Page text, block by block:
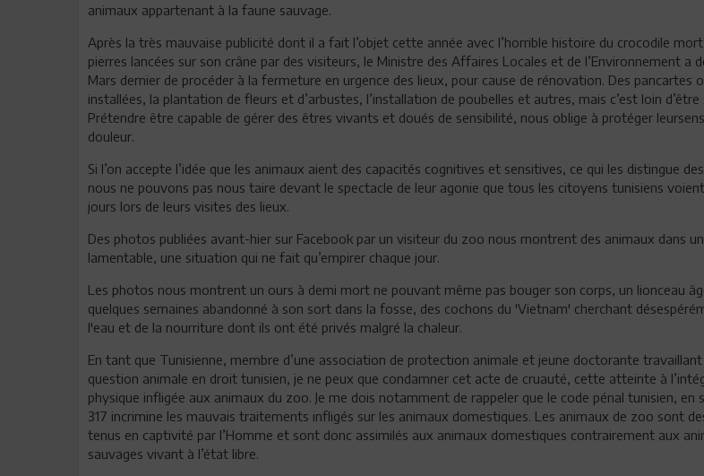
animaux appartenant à la faune sauvage.
Après la très mauvaise publicité dont il a fait l’objet cette année avec l’horrible histoire du crocodile
pierres lancées sur son crâne par des visiteurs, le Ministre des Affaires Locales et de l’Environnement a
Mars dernier de procéder à la fermeture en urgence des lieux, pour cause de rénovation. Des pancartes
installées, la plantation de fleurs et d’arbustes, l’installation de poubelles et autres, mais c’est loin
Prétendre être capable de gérer des êtres vivants et doués de sensibilité, nous oblige à protéger
douleur.
Si l’on accepte l’idée que les animaux aient des capacités cognitives et sensitives, ce qui les distingue
nous ne pouvons pas nous taire devant le spectacle de leur agonie que tous les citoyens tunisiens
jours lors de leurs visites des lieux.
Des photos publiées avant-hier sur Facebook par un visiteur du zoo nous montrent des animaux dans
lamentable, une situation qui ne fait qu’empirer chaque jour.
Les photos nous montrent un ours à demi mort ne pouvant même pas bouger son corps, un lionceau
quelques semaines abandonné à son sort dans la fosse, des cochons du 'Vietnam' cherchant
l'eau et de la nourriture dont ils ont été privés malgré la chaleur.
En tant que Tunisienne, membre d’une association de protection animale et jeune doctorante travaillant
question animale en droit tunisien, je ne peux que condamner cet acte de cruauté, cette atteinte à
physique infligée aux animaux du zoo. Je me dois notamment de rappeler que le code pénal tunisien, en
317 incrimine les mauvais traitements infligés sur les animaux domestiques. Les animaux de zoo sont
tenus en captivité par l’Homme et sont donc assimilés aux animaux domestiques contrairement aux
sauvages vivant à l’état libre.